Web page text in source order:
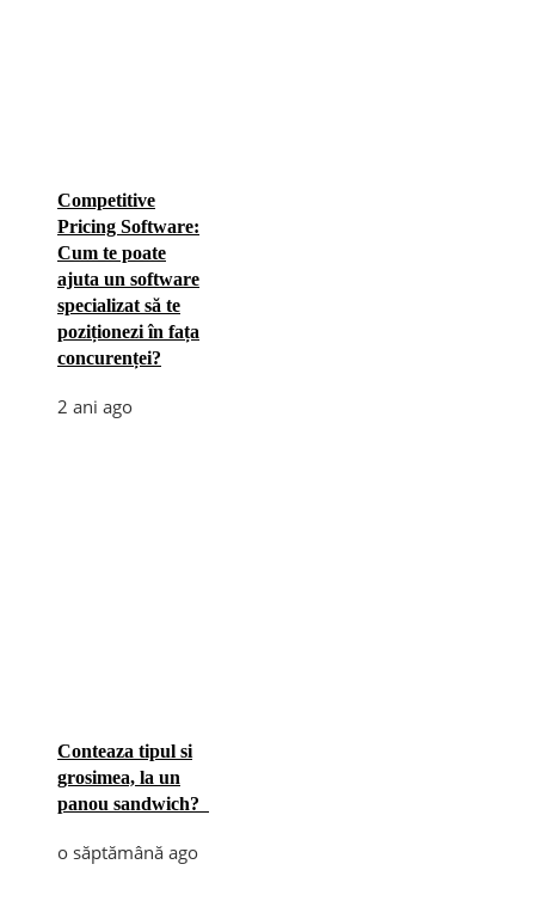
Competitive
Pricing Software:
Cum te poate
ajuta un software
specializat să te
poziționezi în fața
concurenței?
2 ani ago
Conteaza tipul si
grosimea, la un
panou sandwich?
o săptămână ago